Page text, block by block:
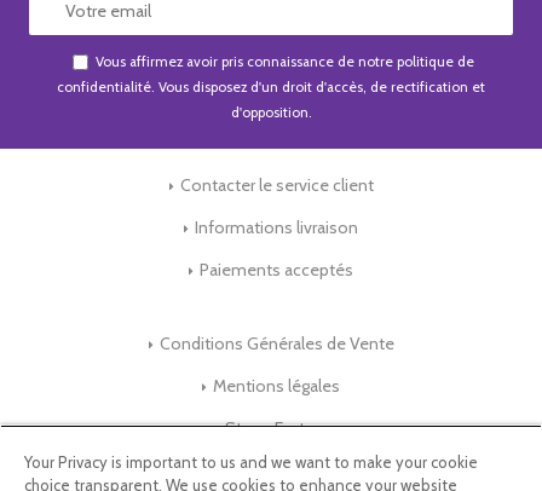
Vous affirmez avoir pris connaissance de notre politique de
confidentialité. Vous disposez d'un droit d'accès, de rectification et
d'opposition.
Contacter le service client
Informations livraison
Paiements acceptés
Conditions Générales de Vente
Mentions légales
Store-Factory
Your Privacy is important to us and we want to make your cookie
choice transparent. We use cookies to enhance your website